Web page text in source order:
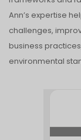
Ann’s expertise
challenges,
business
environmental